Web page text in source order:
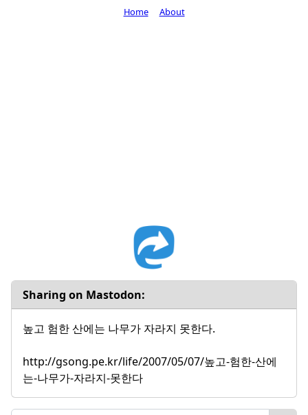
Sharing on Mastodon:
높고 험한 산에는 나무가 자라지 못한다.
http://gsong.pe.kr/life/2007/05/07/높고-험한-산에
는-나무가-자라지-못한다
Home About